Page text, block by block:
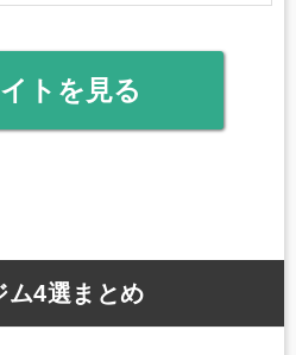
トを見る
ム4選まとめ